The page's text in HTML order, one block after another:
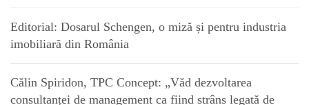
Editorial: Dosarul Schengen, o miză și pentru industria
imobiliară din România
Călin Spiridon, TPC Concept: „Văd dezvoltarea
consultanței de management ca fiind strâns legată de